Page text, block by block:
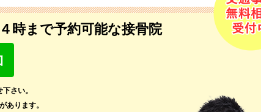
時まで予約可能な接骨院
さい。
あります。